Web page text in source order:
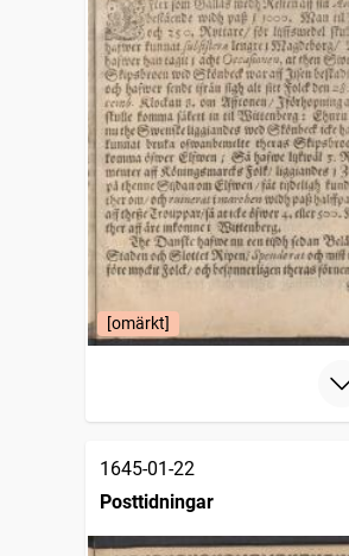
[omärkt]
1645-01-22
Posttidningar